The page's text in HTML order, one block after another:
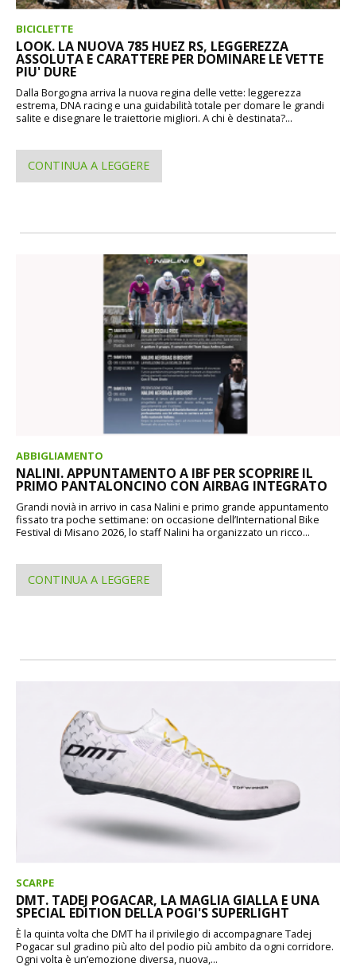
BICICLETTE
LOOK. LA NUOVA 785 HUEZ RS, LEGGEREZZA
ASSOLUTA E CARATTERE PER DOMINARE LE VETTE
PIU' DURE
Dalla Borgogna arriva la nuova regina delle vette: leggerezza
estrema, DNA racing e una guidabilità totale per domare le grandi
salite e disegnare le traiettorie migliori. A chi è destinata?...
CONTINUA A LEGGERE
ABBIGLIAMENTO
NALINI. APPUNTAMENTO A IBF PER SCOPRIRE IL
PRIMO PANTALONCINO CON AIRBAG INTEGRATO
Grandi novià in arrivo in casa Nalini e primo grande appuntamento
fissato tra poche settimane: on occasione dell’International Bike
Festival di Misano 2026, lo staff Nalini ha organizzato un ricco...
CONTINUA A LEGGERE
SCARPE
DMT. TADEJ POGACAR, LA MAGLIA GIALLA E UNA
SPECIAL EDITION DELLA POGI'S SUPERLIGHT
È la quinta volta che DMT ha il privilegio di accompagnare Tadej
Pogacar sul gradino più alto del podio più ambito da ogni corridore.
Ogni volta è un’emozione diversa, nuova,...